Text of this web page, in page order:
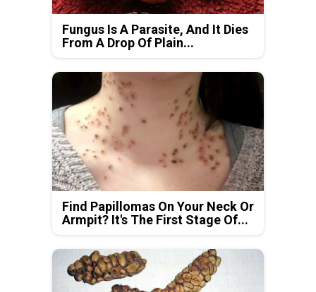
Fungus Is A Parasite, And It Dies
From A Drop Of Plain...
Find Papillomas On Your Neck Or
Armpit? It's The First Stage Of...